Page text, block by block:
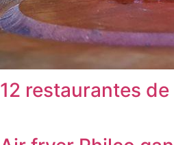
12 restaurantes